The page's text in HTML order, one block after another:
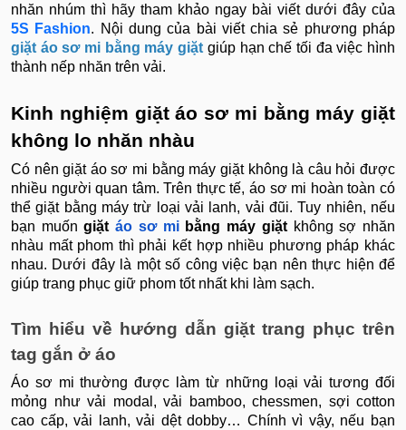
nhăn nhúm thì hãy tham khảo ngay bài viết dưới đây của
5S Fashion. Nội dung của bài viết chia sẻ phương pháp
giặt áo sơ mi bằng máy giặt giúp hạn chế tối đa việc hình
thành nếp nhăn trên vải.
Kinh nghiệm giặt áo sơ mi bằng máy giặt
không lo nhăn nhàu
Có nên giặt áo sơ mi bằng máy giặt không là câu hỏi được
nhiều người quan tâm. Trên thực tế, áo sơ mi hoàn toàn có
thể giặt bằng máy trừ loại vải lanh, vải đũi. Tuy nhiên, nếu
bạn muốngiặtáo sơ mibằng máy giặtkhông sợ nhăn
nhàu mất phom thì phải kết hợp nhiều phương pháp khác
nhau. Dưới đây là một số công việc bạn nên thực hiện để
giúp trang phục giữ phom tốt nhất khi làm sạch.
Tìm hiểu về hướng dẫn giặt trang phục trên
tag gắn ở áo
Áo sơ mi thường được làm từ những loại vải tương đối
mỏng như vải modal, vải bamboo, chessmen, sợi cotton
cao cấp, vải lanh, vải dệt dobby… Chính vì vậy, nếu bạn